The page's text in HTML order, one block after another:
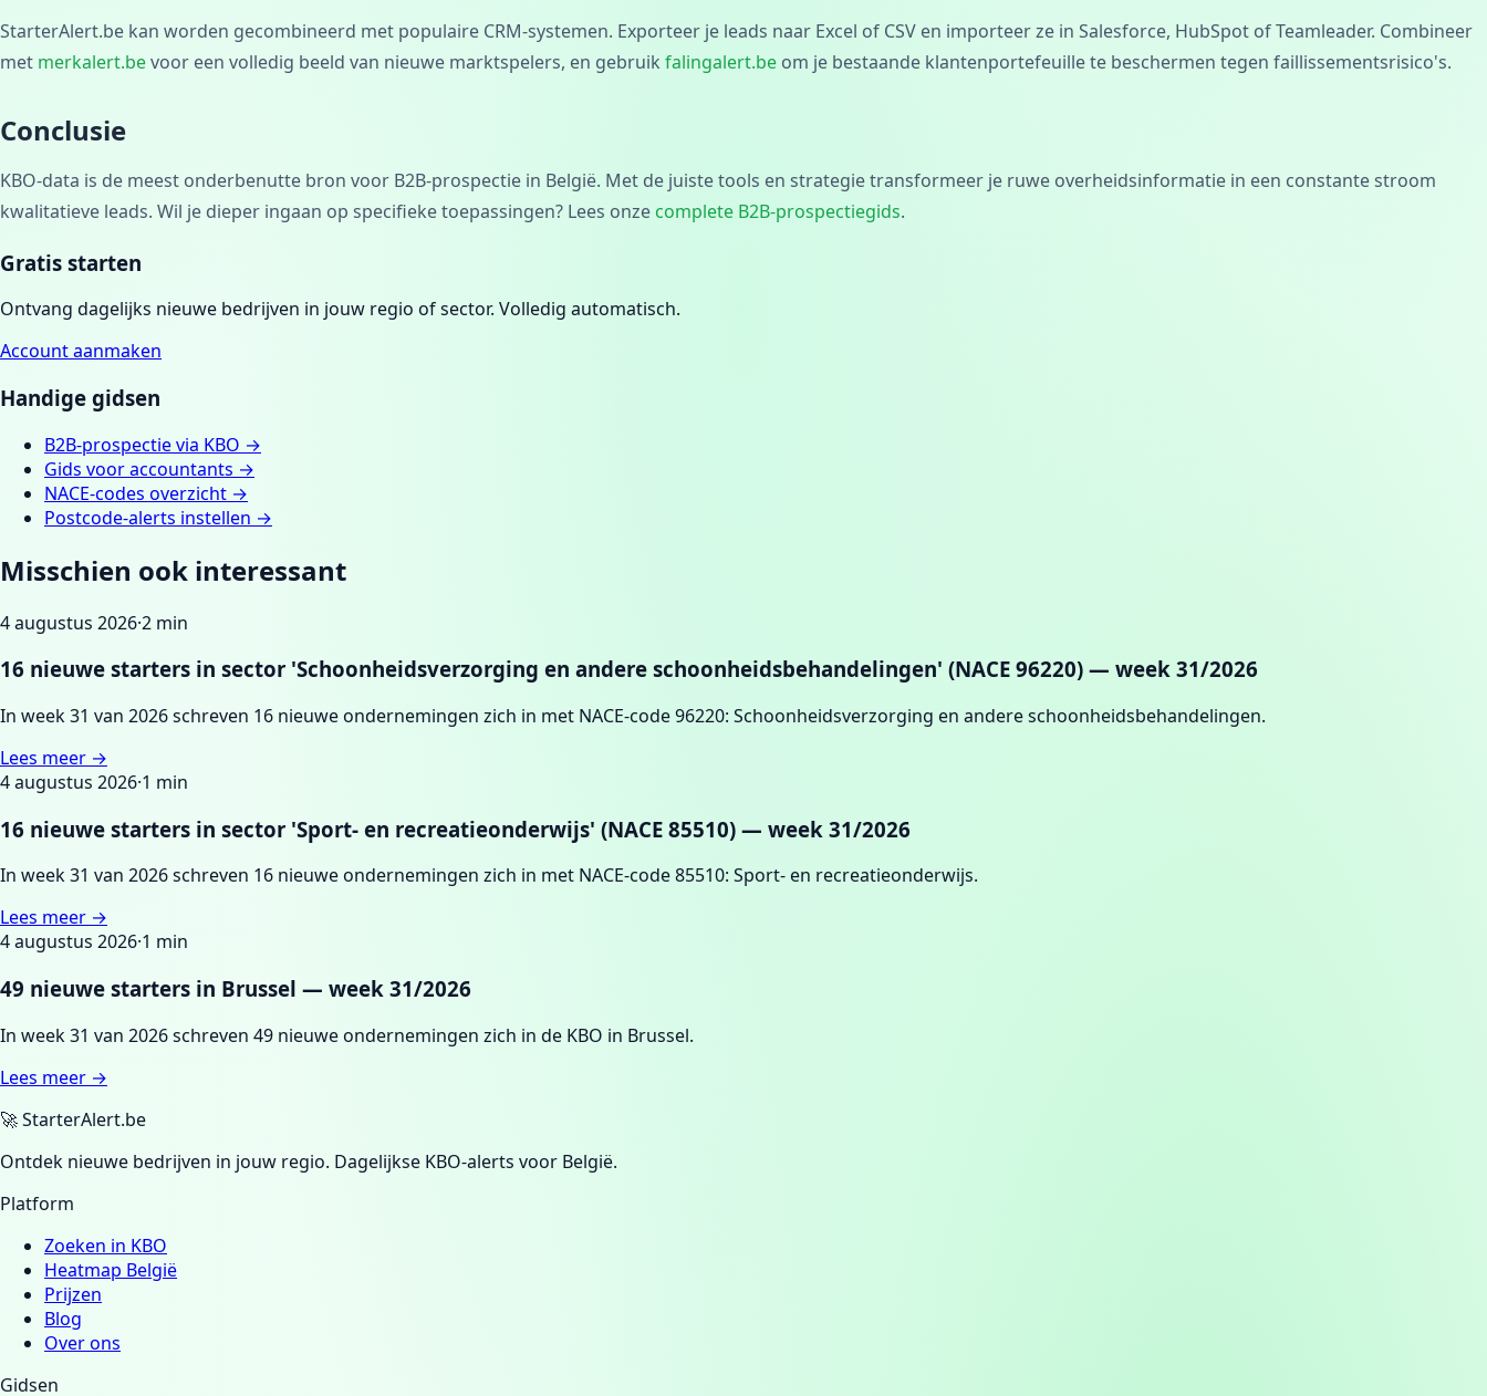
StarterAlert.be kan worden gecombineerd met populaire CRM-systemen. Exporteer je leads naar Excel of CSV en importeer ze in Salesforce, HubSpot of Teamleader. Combineer
met merkalert.bevoor een volledig beeld van nieuwe marktspelers, en gebruik falingalert.be om je bestaande klantenportefeuille te beschermen tegen faillissementsrisico's.
Conclusie
KBO-data is de meest onderbenutte bron voor B2B-prospectie in België. Met de juiste tools en strategie transformeer je ruwe overheidsinformatie in een constante stroom
kwalitatieve leads. Wil je dieper ingaan op specifieke toepassingen? Lees onze complete B2B-prospectiegids.
Gratis starten
Ontvang dagelijks nieuwe bedrijven in jouw regio of sector. Volledig automatisch.
Account aanmaken
Handige gidsen
B2B-prospectie via KBO →
Gids voor accountants →
NACE-codes overzicht →
Postcode-alerts instellen →
Misschien ook interessant
4 augustus 2026·2 min
16 nieuwe starters in sector 'Schoonheidsverzorging en andere schoonheidsbehandelingen' (NACE 96220) — week 31/2026
In week 31 van 2026 schreven 16 nieuwe ondernemingen zich in met NACE-code 96220: Schoonheidsverzorging en andere schoonheidsbehandelingen.
Lees meer →
4 augustus 2026·1 min
16 nieuwe starters in sector 'Sport- en recreatieonderwijs' (NACE 85510) — week 31/2026
In week 31 van 2026 schreven 16 nieuwe ondernemingen zich in met NACE-code 85510: Sport- en recreatieonderwijs.
Lees meer →
4 augustus 2026·1 min
49 nieuwe starters in Brussel — week 31/2026
In week 31 van 2026 schreven 49 nieuwe ondernemingen zich in de KBO in Brussel.
Lees meer →
🚀 StarterAlert.be
Ontdek nieuwe bedrijven in jouw regio. Dagelijkse KBO-alerts voor België.
Platform
Zoeken in KBO
Heatmap België
Prijzen
Blog
Over ons
Gidsen